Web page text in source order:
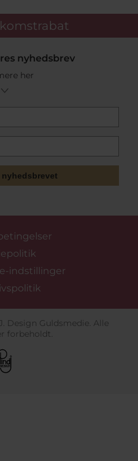
godt af vores hurtige
køb over 499 kr. Oplev den
nyhedsbrev
her
indstillinger
Design Guldsmedie. Alle
forbeholdt.